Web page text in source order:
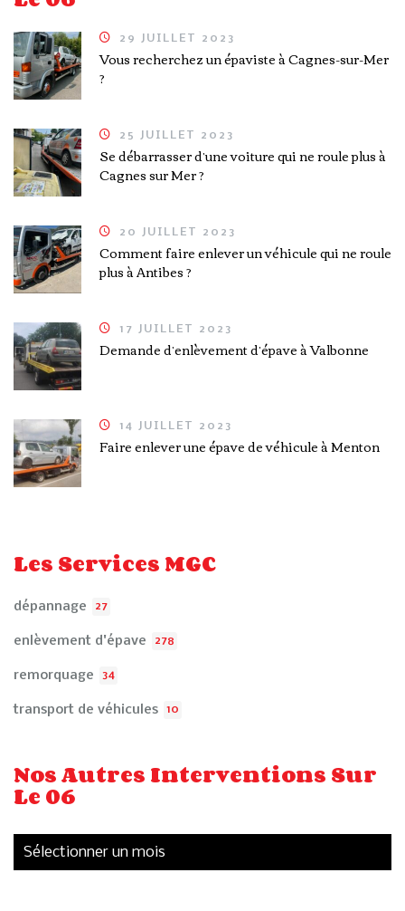
29 JUILLET 2023
Vous recherchez un épaviste à Cagnes-sur-Mer
?
25 JUILLET 2023
Se débarrasser d’une voiture qui ne roule plus à
Cagnes sur Mer ?
20 JUILLET 2023
Comment faire enlever un véhicule qui ne roule
plus à Antibes ?
17 JUILLET 2023
Demande d’enlèvement d’épave à Valbonne
14 JUILLET 2023
Faire enlever une épave de véhicule à Menton
Les Services MGC
dépannage 27
enlèvement d'épave 278
remorquage 34
transport de véhicules 10
Nos Autres Interventions Sur
Le 06